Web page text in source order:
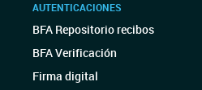
AUTENTICACIONES
BFA Repositorio recibos
BFA Verificación
Firma digital